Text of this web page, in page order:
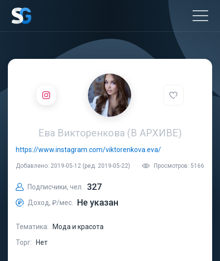
Ева Викторенкова (В АРХИВЕ)
https://www.instagram.com/viktorenkova.eva/
Добавлено: 2019-05-12 (ред. 2019-05-22) Просмотров: 5166
Подписчики, чел. 327
Доход, ₽/мес. Не указан
Тематика:
Мода и красота
Торг:
Нет